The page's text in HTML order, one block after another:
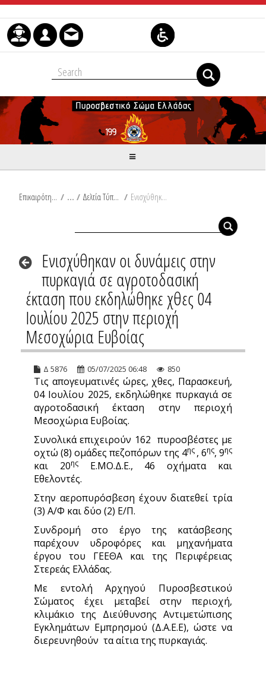
Skip to Content
Επικαιρότητα / Δελτία Τύπου / Ενισχύθηκαν οι δυνάμεις στην πυρκαγιά σε αγροτοδασική έκταση που εκδηλώθηκε χθες 04 Ιουλίου 2025 στην περιοχή Μεσοχώρια Ευβοίας
Ενισχύθηκαν οι δυνάμεις στην
πυρκαγιά σε αγροτοδασική
έκταση που εκδηλώθηκε χθες 04
Ιουλίου 2025 στην περιοχή
Μεσοχώρια Ευβοίας
Δ 5876 05/07/2025 06:48 850
Τις απογευματινές ώρες, χθες, Παρασκευή,
04 Ιουλίου 2025, εκδηλώθηκε πυρκαγιά σε
αγροτοδασική έκταση στην περιοχή
Μεσοχώρια Ευβοίας.
Συνολικά επιχειρούν 162 πυροσβέστες με
οχτώ (8) ομάδες πεζοπόρων της 4ης , 6ης, 9ης
και 20ηςΕ.ΜΟ.Δ.Ε., 46 οχήματα και
Εθελοντές.
Στην αεροπυρόσβεση έχουν διατεθεί τρία
(3) Α/Φ και δύο (2) Ε/Π.
Συνδρομή στο έργο της κατάσβεσης
παρέχουν υδροφόρες και μηχανήματα
έργου του ΓΕΕΘΑ και της Περιφέρειας
Στερεάς Ελλάδας.
Με εντολή Αρχηγού Πυροσβεστικού
Σώματος έχει μεταβεί στην περιοχή,
κλιμάκιο της Διεύθυνσης Αντιμετώπισης
Εγκλημάτων Εμπρησμού (Δ.Α.Ε.Ε), ώστε να
διερευνηθούν τα αίτια της πυρκαγιάς.